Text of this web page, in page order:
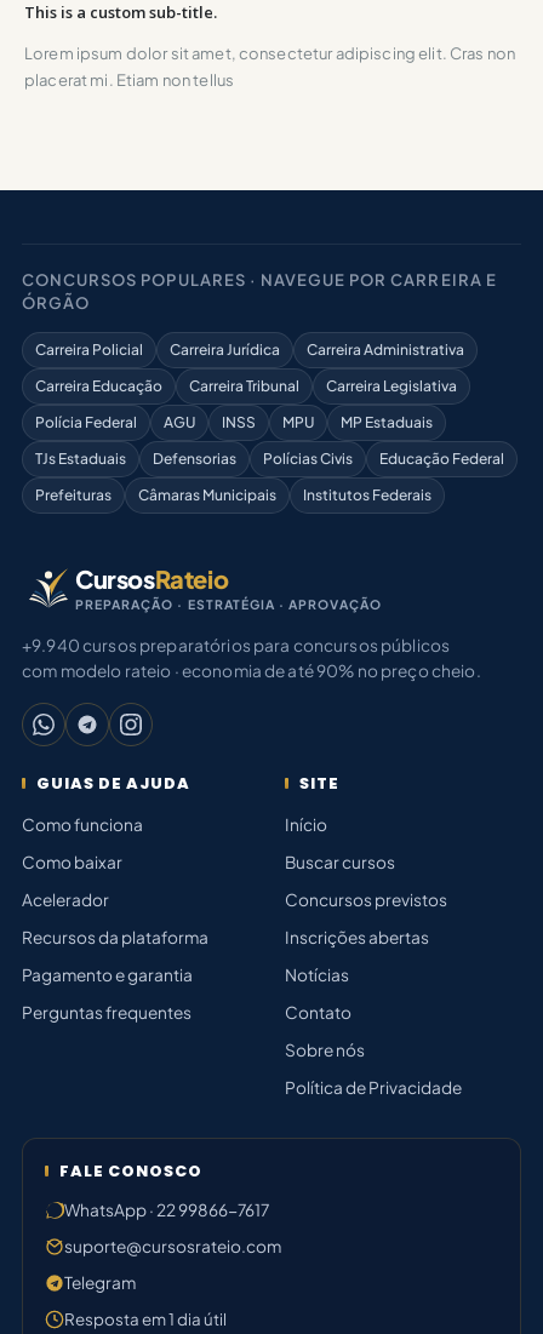
This is a custom sub-title.
Lorem ipsum dolor sit amet, consectetur adipiscing elit. Cras non
placerat mi. Etiam non tellus
CONCURSOS POPULARES · NAVEGUE POR CARREIRA E
ÓRGÃO
Carreira Policial Carreira Jurídica
Carreira Administrativa
Carreira Educação
Carreira Tribunal
Carreira Legislativa
Polícia Federal
AGU INSS MPU
MP Estaduais
TJs Estaduais
Defensorias Polícias Civis
Educação Federal
Prefeituras
Câmaras Municipais Institutos Federais
CursosRateio
PREPARAÇÃO · ESTRATÉGIA · APROVAÇÃO
+9.940 cursos preparatórios para concursos públicos
com modelo rateio · economia de até 90% no preço cheio.
GUIAS DE AJUDA
Como funciona
Como baixar
Acelerador
Recursos da plataforma
Pagamento e garantia
Perguntas frequentes
SITE
Início
Buscar cursos
Concursos previstos
Inscrições abertas
Notícias
Contato
Sobre nós
Política de Privacidade
FALE CONOSCO
WhatsApp · 22 99866-7617
suporte@cursosrateio.com
Telegram
Resposta em 1 dia útil